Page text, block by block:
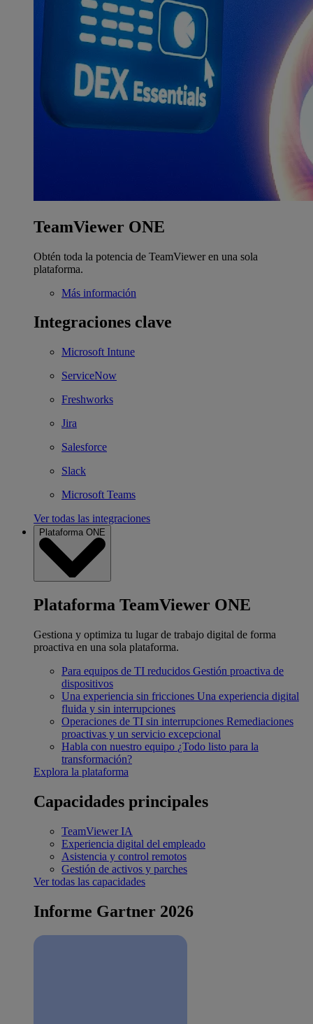
TeamViewer ONE
Obtén toda la potencia de TeamViewer en una sola
plataforma.
Más información
Integraciones clave
Microsoft Intune
ServiceNow
Freshworks
Jira
Salesforce
Slack
Microsoft Teams
Ver todas las integraciones
Plataforma ONE
Plataforma TeamViewer ONE
Gestiona y optimiza tu lugar de trabajo digital de forma
proactiva en una sola plataforma.
Para equipos de TI reducidos Gestión proactiva de
dispositivos
Una experiencia sin fricciones Una experiencia digital
fluida y sin interrupciones
Operaciones de TI sin interrupciones Remediaciones
proactivas y un servicio excepcional
Habla con nuestro equipo ¿Todo listo para la
transformación?
Explora la plataforma
Capacidades principales
TeamViewer IA
Experiencia digital del empleado
Asistencia y control remotos
Gestión de activos y parches
Ver todas las capacidades
Informe Gartner 2026